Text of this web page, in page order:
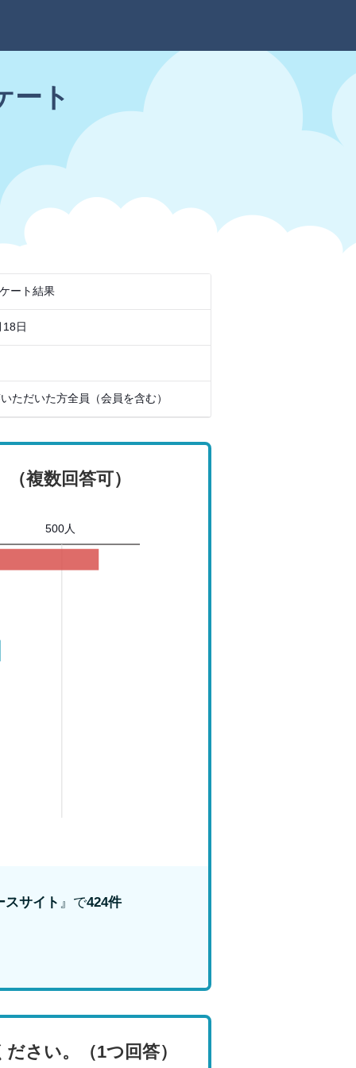
ート
ート結果
日
ただいた方全員（会員を含む）
複数回答可）
500人
スサイト 』で424件
さい。（1つ回答）